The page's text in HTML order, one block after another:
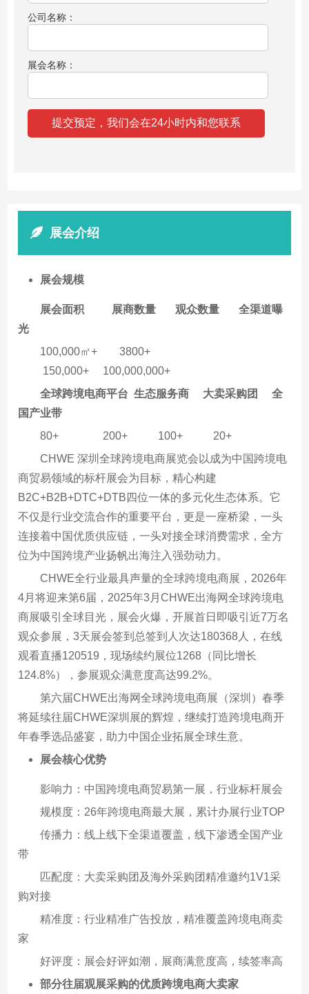
公司名称：
展会名称：
展会介绍
展会规模
展会面积 展商数量 观众数量 全渠道曝
光
100,000㎡+ 3800+
150,000+ 100,000,000+
全球跨境电商平台 生态服务商
大卖采购团
全
国产业带
80+ 200+ 100+
20+
CHWE 深圳全球跨境电商展览会以成为中国跨境电
商贸易领域的标杆展会为目标，精心构建
B2C+B2B+DTC+DTB四位一体的多元化生态体系。它
不仅是行业交流合作的重要平台，更是一座桥梁，一头
连接着中国优质供应链，一头对接全球消费需求，全方
位为中国跨境产业扬帆出海注入强劲动力。
CHWE全行业最具声量的全球跨境电商展，2026年
4月将迎来第6届，2025年3月CHWE出海网全球跨境电
商展吸引全球目光，展会火爆，开展首日即吸引近7万名
观众参展，3天展会签到总签到人次达180368人，在线
观看直播120519，现场续约展位1268（同比增长
124.8%），参展观众满意度高达99.2%。
第六届CHWE出海网全球跨境电商展（深圳）春季
将延续往届CHWE深圳展的辉煌，继续打造跨境电商开
年春季选品盛宴，助力中国企业拓展全球生意。
展会核心优势
影响力：中国跨境电商贸易第一展，行业标杆展会
规模度：26年跨境电商最大展，累计办展行业TOP
传播力：线上线下全渠道覆盖，线下渗透全国产业
带
匹配度：大卖采购团及海外采购团精准邀约1V1采
购对接
精准度：行业精准广告投放，精准覆盖跨境电商卖
家
好评度：展会好评如潮，展商满意度高，续签率高
部分往届观展采购的优质跨境电商大卖家